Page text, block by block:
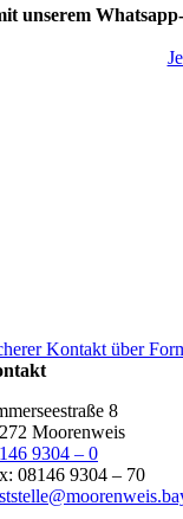
unserem
Kontakt über
8
Moorenweis
9304 – 0
08146 9304 – 70